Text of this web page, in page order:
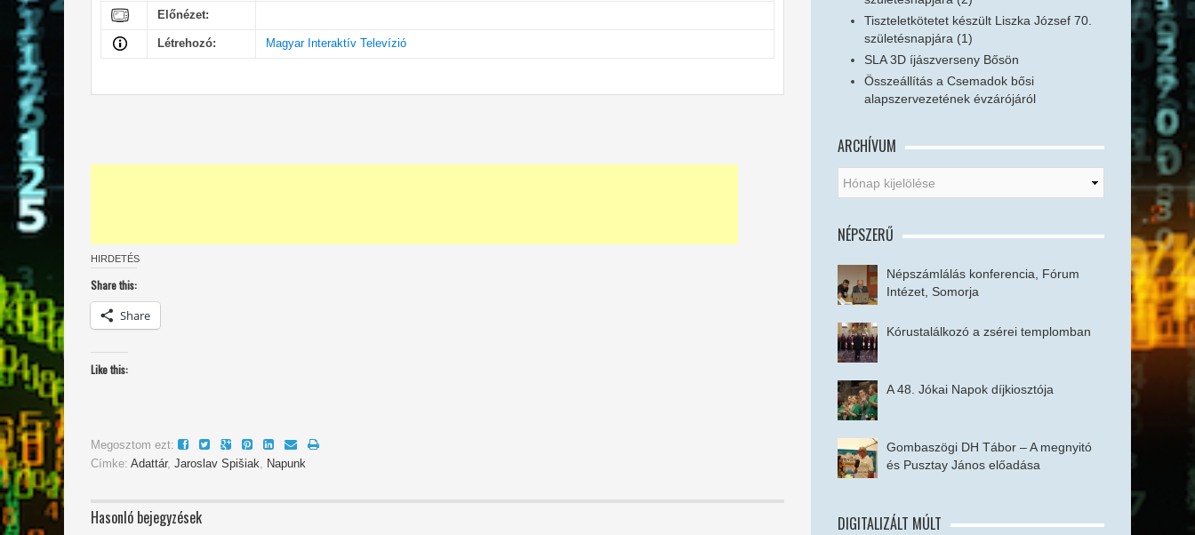
Előnézet:
Létrehozó: Magyar Interaktív Televízió
HIRDETÉS
Share this:
Share
Like this:
Megosztom ezt:
Címke: Adattár, Jaroslav Spišiak Napunk
Hasonló bejegyzések
Tiszteletkötetet készült Liszka József 70.
születésnapjára (1)
SLA 3D íjászverseny Bősön
Összeállítás a Csemadok bősi
alapszervezetének évzárójáról
ARCHÍVUM
NÉPSZERŰ
Népszámlálás konferencia, Fórum
Intézet, Somorja
Kórustalálkozó a zsérei templomban
A 48. Jókai Napok díjkiosztója
Gombaszögi DH Tábor – A megnyitó
és Pusztay János előadása
DIGITALIZÁLT MÚLT